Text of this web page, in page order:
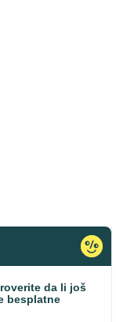
da li još
besplatne